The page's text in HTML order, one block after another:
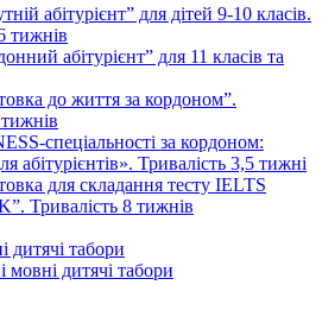
абітурієнт” для дітей 9-10 класів.
тижнів
абітурієнт” для 11 класів та
до життя за кордоном”.
спеціальності за кордоном:
абітурієнтів». Тривалість 3,5 тижні
для складання тесту IELTS
Тривалість 8 тижнів
дитячі табори
мовні дитячі табори